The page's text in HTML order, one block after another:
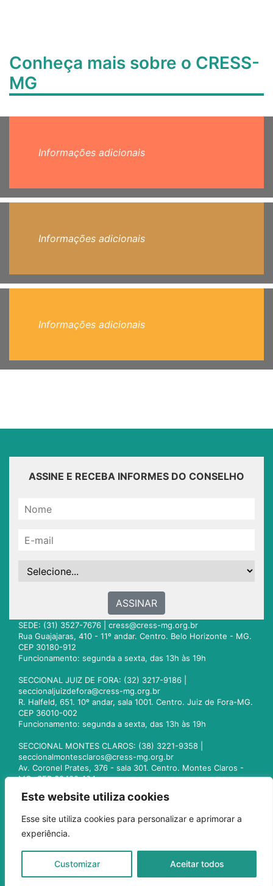
Este website utiliza cookies
Esse site utiliza cookies para personalizar e aprimorar a
experiência.
Customizar Aceitar todos
Conheça mais sobre o CRESS-
MG
Informações adicionais
Informações adicionais
Informações adicionais
ASSINE E RECEBA INFORMES DO CONSELHO
ASSINAR
SEDE: (31) 3527-7676 | cress@cress-mg.org.br
Rua Guajajaras, 410 - 11º andar. Centro. Belo Horizonte - MG.
CEP 30180-912
Funcionamento: segunda a sexta, das 13h às 19h
SECCIONAL JUIZ DE FORA: (32) 3217-9186 |
seccionaljuizdefora@cress-mg.org.br
R. Halfeld, 651. 10º andar, sala 1001. Centro. Juiz de Fora-MG.
CEP 36010-002
Funcionamento: segunda a sexta, das 13h às 19h
SECCIONAL MONTES CLAROS: (38) 3221-9358 |
seccionalmontesclaros@cress-mg.org.br
Av. Coronel Prates, 376 - sala 301. Centro. Montes Claros -
MG. CEP 39400-104
seccionaluberlandia@cress-mg.org.br
Av. Afonso Pena, 547 - sala 101. Uberlândia - MG. CEP